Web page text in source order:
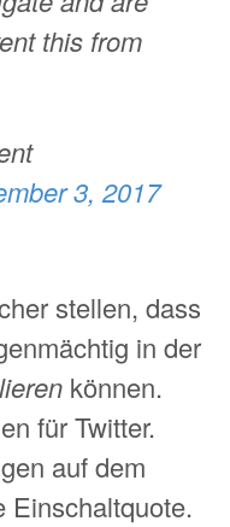
this from
3, 2017
stellen, dass
in der
können.
für Twitter.
auf dem
Einschaltquote.